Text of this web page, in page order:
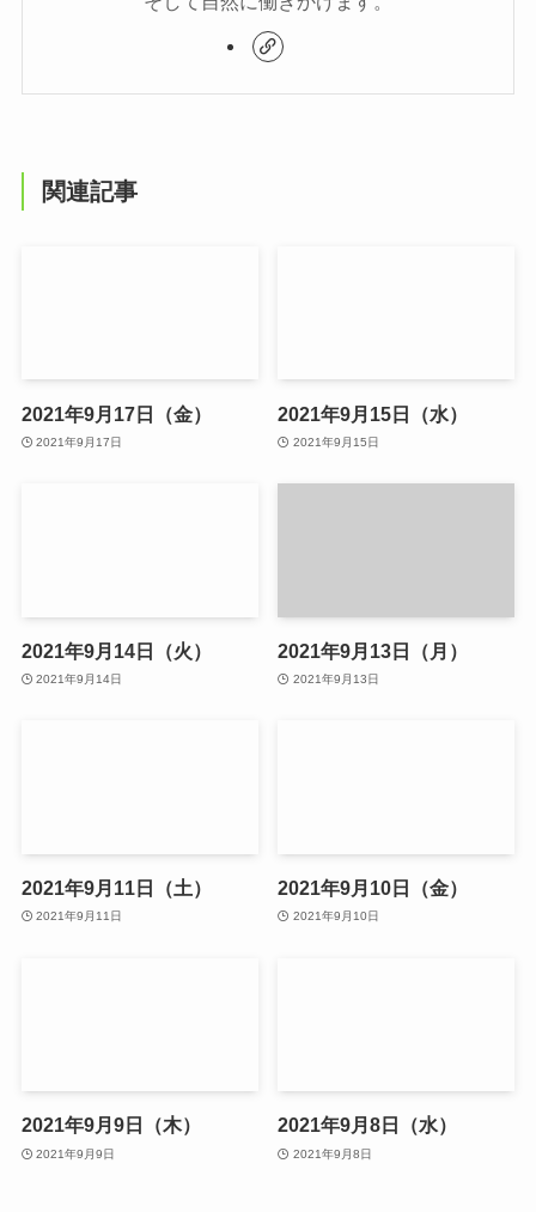
関連記事
2021年9月17日（金）
2021年9月17日
2021年9月15日（水）
2021年9月15日
2021年9月14日（火）
2021年9月14日
2021年9月13日（月）
2021年9月13日
2021年9月11日（土）
2021年9月11日
2021年9月10日（金）
2021年9月10日
2021年9月9日（木）
2021年9月9日
2021年9月8日（水）
2021年9月8日